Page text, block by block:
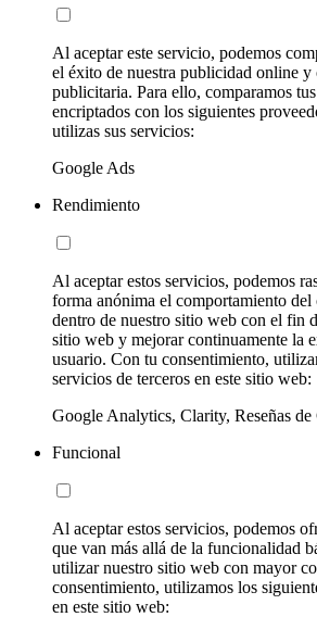
Al aceptar este servicio, podemos
el éxito de nuestra publicidad online y
publicitaria. Para ello, comparamos
encriptados con los siguientes
utilizas sus servicios:
Google Ads
Rendimiento
Al aceptar estos servicios, podemos
forma anónima el comportamiento
dentro de nuestro sitio web con el fin
sitio web y mejorar continuamente la
usuario. Con tu consentimiento,
servicios de terceros en este sitio web:
Google Analytics, Clarity, Reseñas
Funcional
Al aceptar estos servicios, podemos
que van más allá de la funcionalidad
utilizar nuestro sitio web con mayor
consentimiento, utilizamos los
en este sitio web: